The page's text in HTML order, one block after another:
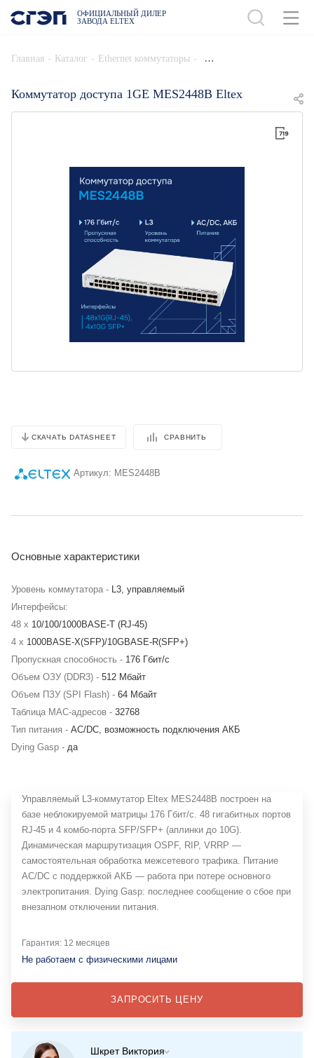
ОФИЦИАЛЬНЫЙ ДИЛЕР
ЗАВОДА ELTEX
Главная - Каталог - Ethernet коммутаторы -
Коммутатор доступа 1GE MES2448B Eltex
СКАЧАТЬ DATASHEET СРАВНИТЬ
Артикул: MES2448B
Основные характеристики
Уровень коммутатора - L3, управляемый
Интерфейсы:
48 x 10/100/1000BASE-T (RJ-45)
4 x 1000BASE-X(SFP)/10GBASE-R(SFP+)
Пропускная способность - 176 Гбит/с
Объем ОЗУ (DDR3) - 512 Мбайт
Объем ПЗУ (SPI Flash) - 64 Мбайт
Таблица MAC-адресов - 32768
Тип питания - AC/DC, возможность подключения АКБ
Dying Gasp - да
Управляемый L3-коммутатор Eltex MES2448B построен на
базе неблокируемой матрицы 176 Гбит/с. 48 гигабитных портов
RJ-45 и 4 комбо-порта SFP/SFP+ (аплинки до 10G).
Динамическая маршрутизация OSPF, RIP, VRRP —
самостоятельная обработка межсетевого трафика. Питание
AC/DC с поддержкой АКБ — работа при потере основного
электропитания. Dying Gasp: последнее сообщение о сбое при
внезапном отключении питания.
Гарантия: 12 месяцев
Не работаем с физическими лицами
ЗАПРОСИТЬ ЦЕНУ
Шкрет Виктория